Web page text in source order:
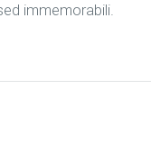
immemorabili.